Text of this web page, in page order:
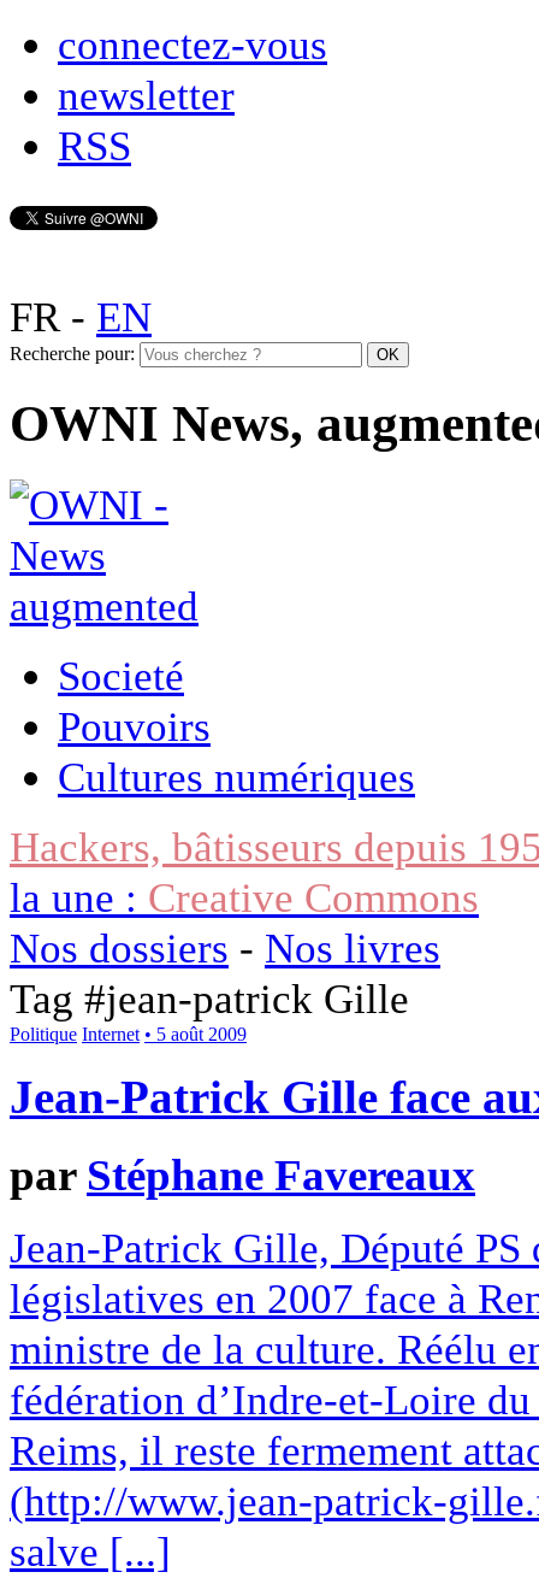
connectez-vous
newsletter
RSS
FR- EN
Recherche pour:
OWNI News,
Societé
Pouvoirs
Cultures numériques
Hackers, bâtisseurs depuis
la une : Creative Commons
Nos dossiers - Nos livres
Tag #jean-patrick Gille
Politique Internet • 5 août 2009
Jean-Patrick Gille face
par Stéphane Favereaux
Jean-Patrick Gille, Député
législatives en 2007 face à
ministre de la culture. Réélu
fédération d’Indre-et-Loire
Reims, il reste fermement
(http://www.jean-patrick-
salve [...]